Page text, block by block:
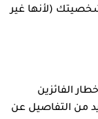
(لأنها غير
الفائزين
من التفاصيل عن